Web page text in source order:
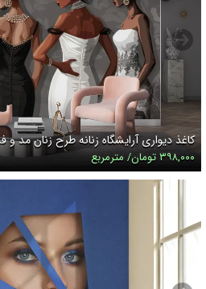
کاغذ دیواری آرایشگاه زنانه طرح زنان مد
۳۹۸,۰۰۰ تومان/ مترمربع